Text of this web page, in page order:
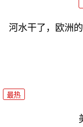
河水干了，欧洲
最热